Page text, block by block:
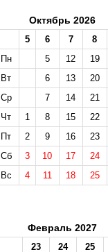
Октябрь 2026
5 6 7
8
Пн
5 12
19
Вт
6 13
20
Ср
7 14
21
Чт
1 8 15
22
Пт
2 9 16
23
Сб
3 10 17
24
Вс
4 11 18 25
Февраль 2027
23 24
25